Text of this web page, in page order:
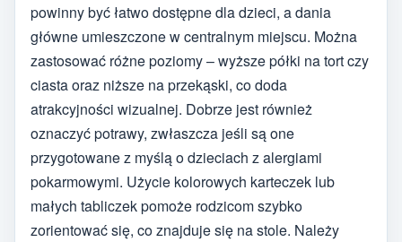
powinny być łatwo dostępne dla dzieci, a dania
główne umieszczone w centralnym miejscu. Można
zastosować różne poziomy – wyższe półki na tort czy
ciasta oraz niższe na przekąski, co doda
atrakcyjności wizualnej. Dobrze jest również
oznaczyć potrawy, zwłaszcza jeśli są one
przygotowane z myślą o dzieciach z alergiami
pokarmowymi. Użycie kolorowych karteczek lub
małych tabliczek pomoże rodzicom szybko
zorientować się, co znajduje się na stole. Należy